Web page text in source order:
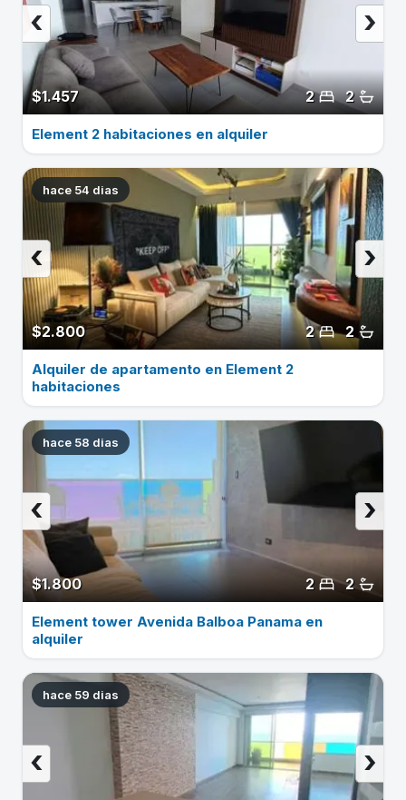
$1.457 2
2
›
‹
Element 2 habitaciones en alquiler
hace 54 dias
$2.800 2
2
›
‹
Alquiler de apartamento en Element 2
habitaciones
hace 58 dias
$1.800 2
2
›
‹
Element tower Avenida Balboa Panama en
alquiler
hace 59 dias
›
‹